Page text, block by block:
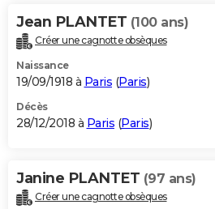
Jean PLANTET (100 ans)
Créer une cagnotte obsèques
Naissance
19/09/1918 à Paris (Paris)
Décès
28/12/2018 à Paris (Paris)
Janine PLANTET (97 ans)
Créer une cagnotte obsèques